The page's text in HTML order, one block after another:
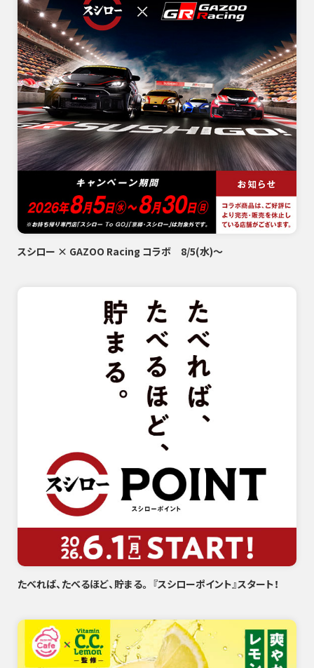
スシロー × GAZOO Racing コラボ 8/5(水)～
たべれば、たべるほど、貯まる。 『スシローポイント』スタート！